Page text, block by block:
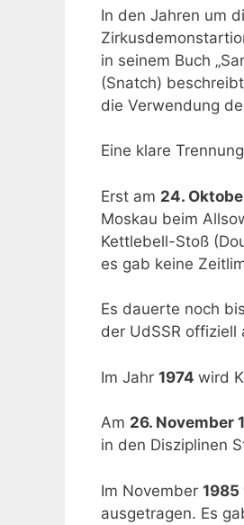
In den Jahren um
in seinem Buch
(Snatch)
die Verwendung
Eine klare
Erst am 24.
Moskau beim
Kettlebell-Stoß
es gab keine
Es dauerte noch
der UdSSR
Im Jahr 1974 wird
Am 26. November
in den Disziplinen
Im November 1985
ausgetragen. Es